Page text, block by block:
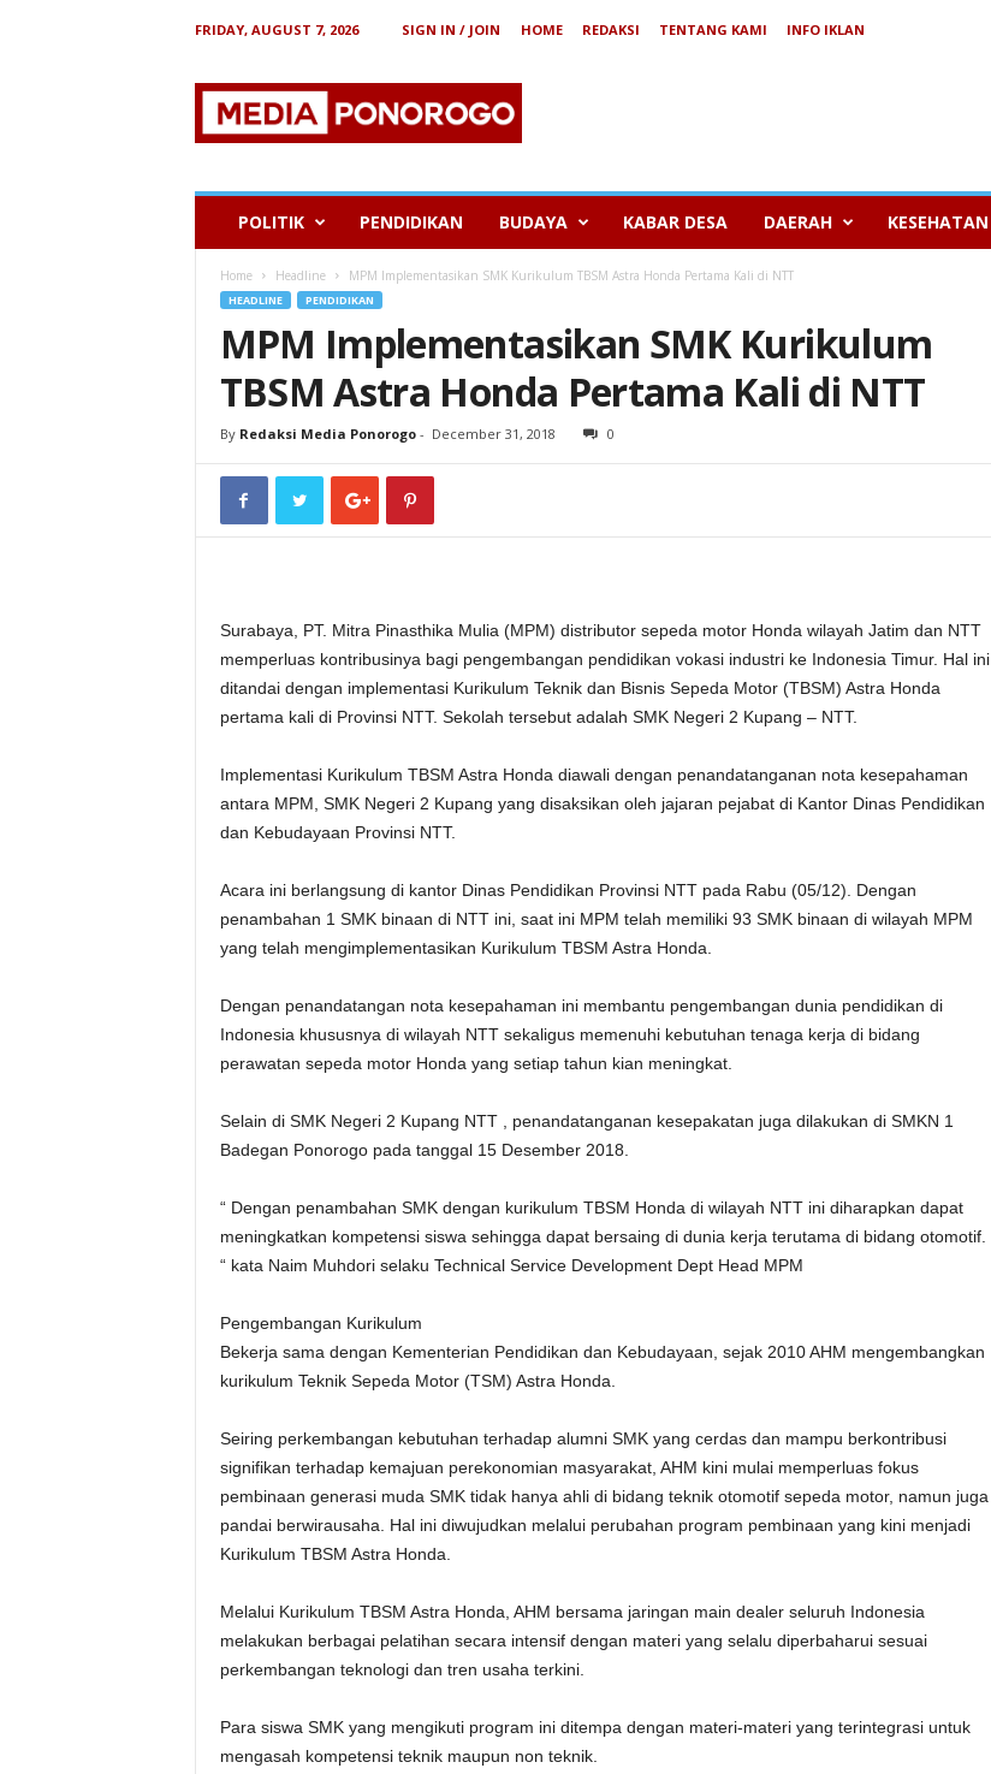
FRIDAY, AUGUST 7, 2026 SIGN IN / JOIN HOME REDAKSI TENTANG KAMI
INFO IKLAN
e
POLITIK PENDIDIKAN BUDAYA KABAR DESA DAERAH KESEHATAN
Home Headline MPM Implementasikan SMK Kurikulum TBSM Astra Honda Pertama Kali di NTT
HEADLINE PENDIDIKAN
MPM Implementasikan SMK Kurikulum
TBSM Astra Honda Pertama Kali di NTT
By Redaksi Media Ponorogo- December 31, 2018 0
Surabaya, PT. Mitra Pinasthika Mulia (MPM) distributor sepeda motor Honda wilayah Jatim dan NTT
memperluas kontribusinya bagi pengembangan pendidikan vokasi industri ke Indonesia Timur. Hal ini
ditandai dengan implementasi Kurikulum Teknik dan Bisnis Sepeda Motor (TBSM) Astra Honda
pertama kali di Provinsi NTT. Sekolah tersebut adalah SMK Negeri 2 Kupang – NTT.
Implementasi Kurikulum TBSM Astra Honda diawali dengan penandatanganan nota kesepahaman
antara MPM, SMK Negeri 2 Kupang yang disaksikan oleh jajaran pejabat di Kantor Dinas Pendidikan
dan Kebudayaan Provinsi NTT.
Acara ini berlangsung di kantor Dinas Pendidikan Provinsi NTT pada Rabu (05/12). Dengan
penambahan 1 SMK binaan di NTT ini, saat ini MPM telah memiliki 93 SMK binaan di wilayah MPM
yang telah mengimplementasikan Kurikulum TBSM Astra Honda.
Dengan penandatangan nota kesepahaman ini membantu pengembangan dunia pendidikan di
Indonesia khususnya di wilayah NTT sekaligus memenuhi kebutuhan tenaga kerja di bidang
perawatan sepeda motor Honda yang setiap tahun kian meningkat.
Selain di SMK Negeri 2 Kupang NTT , penandatanganan kesepakatan juga dilakukan di SMKN 1
Badegan Ponorogo pada tanggal 15 Desember 2018.
“ Dengan penambahan SMK dengan kurikulum TBSM Honda di wilayah NTT ini diharapkan dapat
meningkatkan kompetensi siswa sehingga dapat bersaing di dunia kerja terutama di bidang otomotif.
“ kata Naim Muhdori selaku Technical Service Development Dept Head MPM
Pengembangan Kurikulum
Bekerja sama dengan Kementerian Pendidikan dan Kebudayaan, sejak 2010 AHM mengembangkan
kurikulum Teknik Sepeda Motor (TSM) Astra Honda.
Seiring perkembangan kebutuhan terhadap alumni SMK yang cerdas dan mampu berkontribusi
signifikan terhadap kemajuan perekonomian masyarakat, AHM kini mulai memperluas fokus
pembinaan generasi muda SMK tidak hanya ahli di bidang teknik otomotif sepeda motor, namun juga
pandai berwirausaha. Hal ini diwujudkan melalui perubahan program pembinaan yang kini menjadi
Kurikulum TBSM Astra Honda.
Melalui Kurikulum TBSM Astra Honda, AHM bersama jaringan main dealer seluruh Indonesia
melakukan berbagai pelatihan secara intensif dengan materi yang selalu diperbaharui sesuai
perkembangan teknologi dan tren usaha terkini.
Para siswa SMK yang mengikuti program ini ditempa dengan materi-materi yang terintegrasi untuk
mengasah kompetensi teknik maupun non teknik.